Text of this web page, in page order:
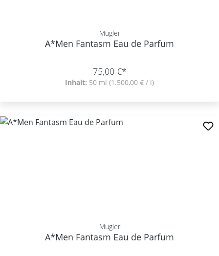
Mugler
A*Men Fantasm Eau de Parfum
75,00 €*
Inhalt: 50 ml (1.500,00 € / l)
Mugler
A*Men Fantasm Eau de Parfum